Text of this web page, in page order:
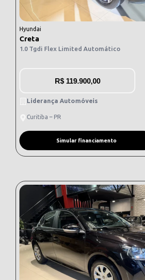
Hyundai
Creta
1.0 Tgdi Flex Limited Automático
R$119.900,00
Liderança Automóveis
Curitiba – PR
Simular financiamento